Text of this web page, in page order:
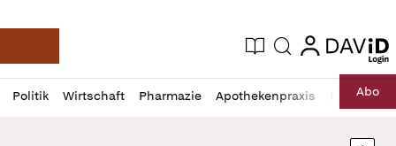
Deutsche Apotheker Zeitung
Aktuelle Ausgabe
Suche login
login
Politik Wirtschaft Pharmazie Apothekenpraxis RechtAbo
Profil
öffnen
Daz
Pur